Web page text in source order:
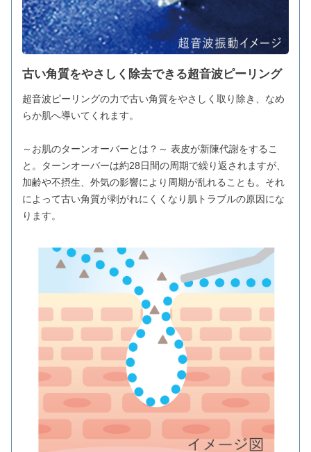
古い角質をやさしく除去できる超音波ピーリング
超音波ピーリングの力で古い角質をやさしく取り除き、なめ
らか肌へ導いてくれます。
～お肌のターンオーバーとは？～ 表皮が新陳代謝をするこ
と。ターンオーバーは約28日間の周期で繰り返されますが、
加齢や不摂生、外気の影響により周期が乱れることも。それ
によって古い角質が剥がれにくくなり肌トラブルの原因にな
ります。